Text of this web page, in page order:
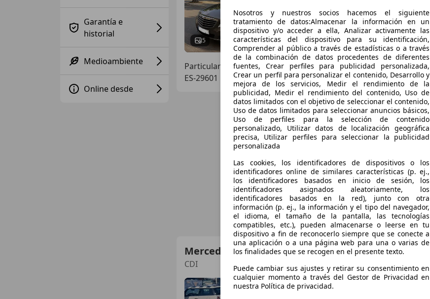
Garantía e
historial
Medioambiente
Online desde
5 06/2010 160.875 km
Particular
ES-29601 Marbella
Mercedes-Benz E 220
CDI
€ 7.999
Nosotros y nuestros socios hacemos el siguiente
tratamiento de datos:Almacenar la información en un
dispositivo y/o acceder a ella, Analizar activamente las
características del dispositivo para su identificación,
Comprender al público a través de estadísticas o a través
de la combinación de datos procedentes de diferentes
fuentes, Crear perfiles para publicidad personalizada,
Crear un perfil para personalizar el contenido, Desarrollo y
mejora de los servicios, Medir el rendimiento de la
publicidad, Medir el rendimiento del contenido, Uso de
datos limitados con el objetivo de seleccionar el contenido,
Uso de datos limitados para seleccionar anuncios básicos,
Uso de perfiles para la selección de contenido
personalizado, Utilizar datos de localización geográfica
precisa, Utilizar perfiles para seleccionar la publicidad
personalizada
Las cookies, los identificadores de dispositivos o los
identificadores online de similares características (p. ej.,
los identificadores basados en inicio de sesión, los
identificadores asignados aleatoriamente, los
identificadores basados en la red), junto con otra
información (p. ej., la información y el tipo del navegador,
el idioma, el tamaño de la pantalla, las tecnologías
compatibles, etc.), pueden almacenarse o leerse en tu
dispositivo a fin de reconocerlo siempre que se conecte a
una aplicación o a una página web para una o varias de
los finalidades que se recogen en el presente texto.
Puede cambiar sus ajustes y retirar su consentimiento en
cualquier momento a través del Gestor de Privacidad en
nuestra Política de privacidad.